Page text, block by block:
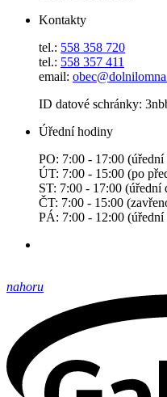
Kontakty
tel.: 558 358 720
tel.: 558 357 411
email:
ID datové schránky:
Úřední hodiny
PO: 7:00 - 17:00 (úřední
ÚT: 7:00 - 15:00 (po
ST: 7:00 - 17:00 (úřední
ČT: 7:00 - 15:00
PÁ: 7:00 - 12:00 (úřední
nahoru